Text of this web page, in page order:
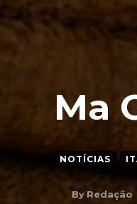
Ma
NOTÍCIAS
By Redação